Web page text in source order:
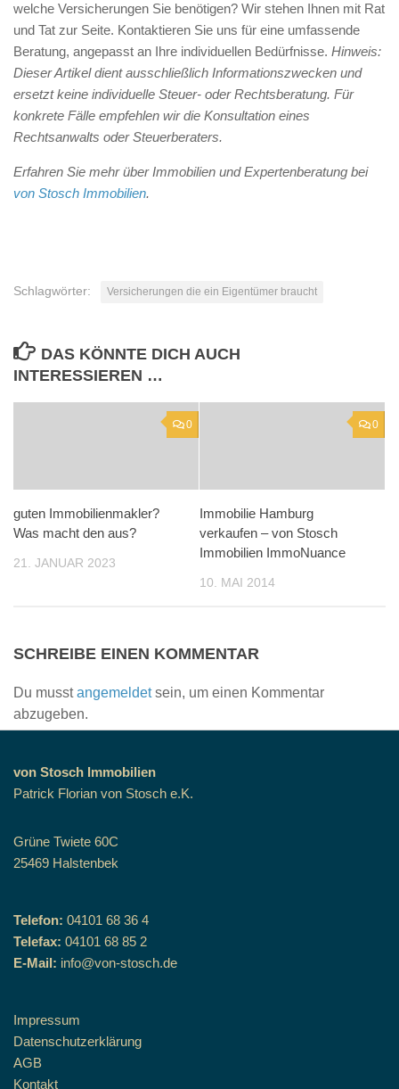
welche Versicherungen Sie benötigen? Wir stehen Ihnen mit Rat
und Tat zur Seite. Kontaktieren Sie uns für eine umfassende
Beratung, angepasst an Ihre individuellen Bedürfnisse. Hinweis:
Dieser Artikel dient ausschließlich Informationszwecken und
ersetzt keine individuelle Steuer- oder Rechtsberatung. Für
konkrete Fälle empfehlen wir die Konsultation eines
Rechtsanwalts oder Steuerberaters.
Erfahren Sie mehr über Immobilien und Expertenberatung bei
von Stosch Immobilien.
Schlagwörter: Versicherungen die ein Eigentümer braucht
DAS KÖNNTE DICH AUCH
INTERESSIEREN …
0
guten Immobilienmakler?
Was macht den aus?
21. JANUAR 2023
0
Immobilie Hamburg
verkaufen – von Stosch
Immobilien ImmoNuance
10. MAI 2014
SCHREIBE EINEN KOMMENTAR
Du musstangemeldetsein, um einen Kommentar
abzugeben.
von Stosch Immobilien
Patrick Florian von Stosch e.K.
Grüne Twiete 60C
25469 Halstenbek
Telefon: 04101 68 36 4
Telefax: 04101 68 85 2
E-Mail: info@von-stosch.de
Impressum
Datenschutzerklärung
AGB
Kontakt